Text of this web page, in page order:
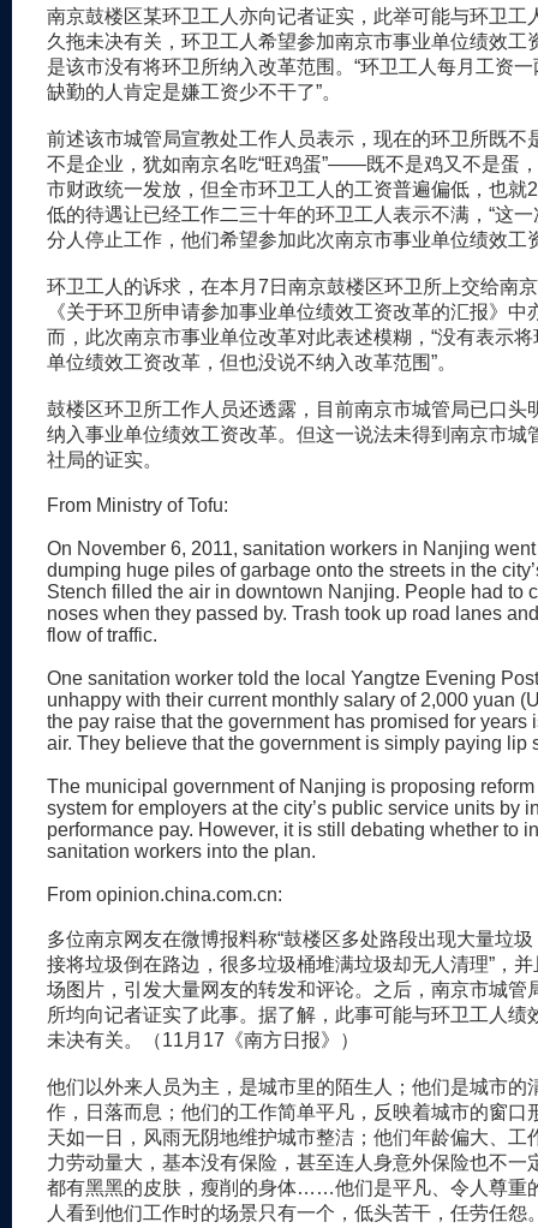
南京鼓楼区某环卫工人亦向记者证实，此举可能与环卫工
久拖未决有关，环卫工人希望参加南京市事业单位绩效工
是该市没有将环卫所纳入改革范围。“环卫工人每月工资
缺勤的人肯定是嫌工资少不干了”。
前述该市城管局宣教处工作人员表示，现在的环卫所既不
不是企业，犹如南京名吃“旺鸡蛋”——既不是鸡又不是蛋
市财政统一发放，但全市环卫工人的工资普遍偏低，也就
低的待遇让已经工作二三十年的环卫工人表示不满，“这
分人停止工作，他们希望参加此次南京市事业单位绩效工
环卫工人的诉求，在本月7日南京鼓楼区环卫所上交给南
《关于环卫所申请参加事业单位绩效工资改革的汇报》中
而，此次南京市事业单位改革对此表述模糊，“没有表示
单位绩效工资改革，但也没说不纳入改革范围”。
鼓楼区环卫所工作人员还透露，目前南京市城管局已口头
纳入事业单位绩效工资改革。但这一说法未得到南京市城
社局的证实。
From Ministry of Tofu:
On November 6, 2011, sanitation workers in Nanjing
dumping huge piles of garbage onto the streets in the
Stench filled the air in downtown Nanjing. People had to
noses when they passed by. Trash took up road lanes
flow of traffic.
One sanitation worker told the local Yangtze Evening
unhappy with their current monthly salary of 2,000 yuan
the pay raise that the government has promised for years
air. They believe that the government is simply paying lip
The municipal government of Nanjing is proposing reform
system for employers at the city’s public service units by
performance pay. However, it is still debating whether to
sanitation workers into the plan.
From opinion.china.com.cn:
多位南京网友在微博报料称“鼓楼区多处路段出现大量垃
接将垃圾倒在路边，很多垃圾桶堆满垃圾却无人清理”，
场图片，引发大量网友的转发和评论。之后，南京市城管
所均向记者证实了此事。据了解，此事可能与环卫工人绩
未决有关。（11月17《南方日报》）
他们以外来人员为主，是城市里的陌生人；他们是城市的
作，日落而息；他们的工作简单平凡，反映着城市的窗口
天如一日，风雨无阴地维护城市整洁；他们年龄偏大、工
力劳动量大，基本没有保险，甚至连人身意外保险也不一
都有黑黑的皮肤，瘦削的身体……他们是平凡、令人尊重
人看到他们工作时的场景只有一个，低头苦干，任劳任怨